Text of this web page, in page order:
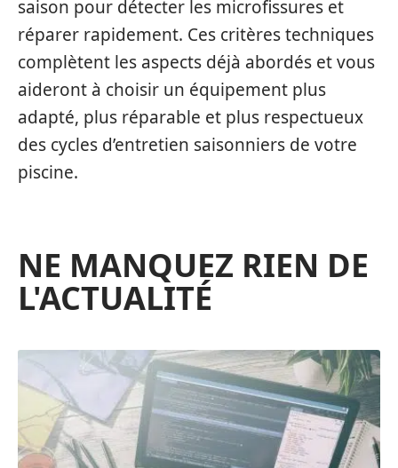
saison pour détecter les microfissures et
réparer rapidement. Ces critères techniques
complètent les aspects déjà abordés et vous
aideront à choisir un équipement plus
adapté, plus réparable et plus respectueux
des cycles d’entretien saisonniers de votre
piscine.
NE MANQUEZ RIEN DE
L'ACTUALITÉ